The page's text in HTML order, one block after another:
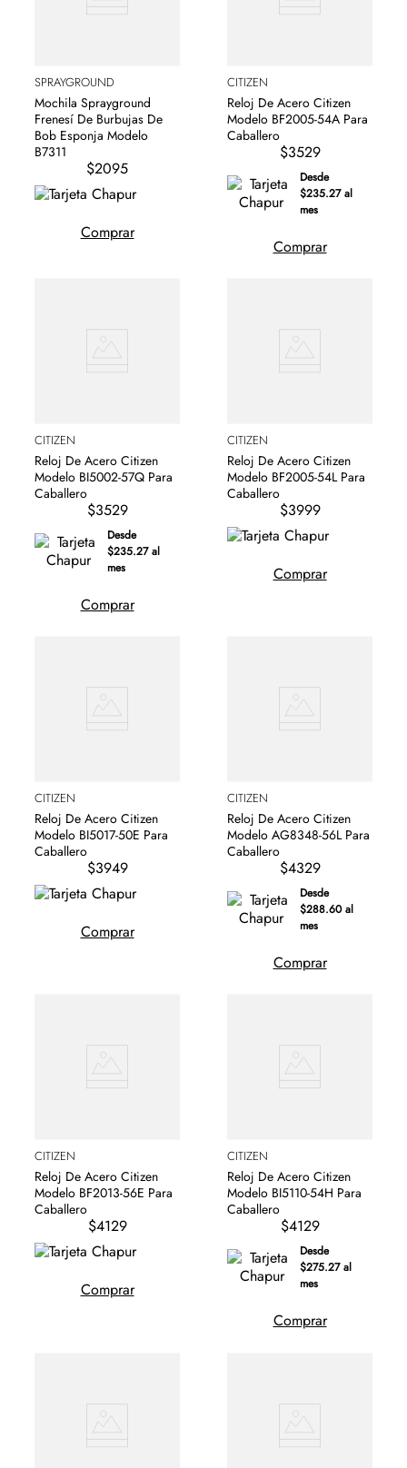
SPRAYGROUND
Mochila Sprayground
Frenesí De Burbujas De
Bob Esponja Modelo
B7311
$2095
Comprar
CITIZEN
Reloj De Acero Citizen
Modelo BF2005-54A Para
Caballero
$3529
Desde
$235.27 al
mes
Comprar
CITIZEN
Reloj De Acero Citizen
Modelo BI5002-57Q Para
Caballero
$3529
Desde
$235.27 al
mes
Comprar
CITIZEN
Reloj De Acero Citizen
Modelo BF2005-54L Para
Caballero
$3999
Comprar
CITIZEN
Reloj De Acero Citizen
Modelo BI5017-50E Para
Caballero
$3949
Comprar
CITIZEN
Reloj De Acero Citizen
Modelo AG8348-56L Para
Caballero
$4329
Desde
$288.60 al
mes
Comprar
CITIZEN
Reloj De Acero Citizen
Modelo BF2013-56E Para
Caballero
$4129
Comprar
CITIZEN
Reloj De Acero Citizen
Modelo BI5110-54H Para
Caballero
$4129
Desde
$275.27 al
mes
Comprar